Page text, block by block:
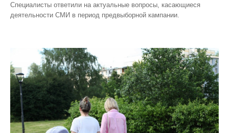
Специалисты ответили на актуальные вопросы, касающиеся
деятельности СМИ в период предвыборной кампании.